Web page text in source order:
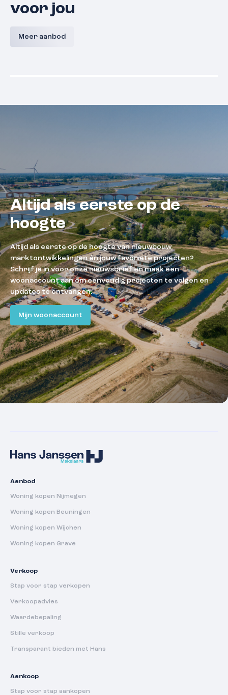
voor jou
Meer aanbod
Bouwnummer 9 A,
Altijd als eerste op de
hoogte
Altijd als eerste op de hoogte van nieuwbouw,
marktontwikkelingen én jouw favoriete projecten?
Schrijf je in voor onze nieuwsbrief en maak een
woonaccount aan om eenvoudig projecten te volgen en
updates te ontvangen.
Mijn woonaccount
Aanbod
Woning kopen Nijmegen
Woning kopen Beuningen
Woning kopen Wijchen
Woning kopen Grave
Verkoop
Stap voor stap verkopen
Verkoopadvies
Waardebepaling
Stille verkoop
Transparant bieden met Hans
Aankoop
Stap voor stap aankopen